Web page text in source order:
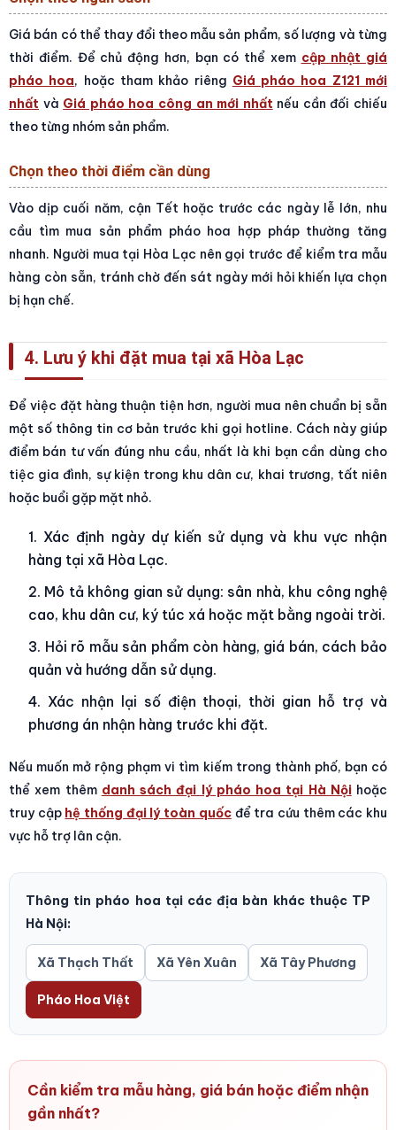
Giá bán có thể thay đổi theo mẫu sản phẩm, số lượng và từng
thời điểm. Để chủ động hơn, bạn có thể xem cập nhật giá
pháo hoa, hoặc tham khảo riêng Giá pháo hoa Z121 mới
nhất và Giá pháo hoa công an mới nhất nếu cần đối chiếu
theo từng nhóm sản phẩm.
Chọn theo thời điểm cần dùng
Vào dịp cuối năm, cận Tết hoặc trước các ngày lễ lớn, nhu
cầu tìm mua sản phẩm pháo hoa hợp pháp thường tăng
nhanh. Người mua tại Hòa Lạc nên gọi trước để kiểm tra mẫu
hàng còn sẵn, tránh chờ đến sát ngày mới hỏi khiến lựa chọn
bị hạn chế.
4. Lưu ý khi đặt mua tại xã Hòa Lạc
Để việc đặt hàng thuận tiện hơn, người mua nên chuẩn bị sẵn
một số thông tin cơ bản trước khi gọi hotline. Cách này giúp
điểm bán tư vấn đúng nhu cầu, nhất là khi bạn cần dùng cho
tiệc gia đình, sự kiện trong khu dân cư, khai trương, tất niên
hoặc buổi gặp mặt nhỏ.
Xác định ngày dự kiến sử dụng và khu vực nhận
hàng tại xã Hòa Lạc.
Mô tả không gian sử dụng: sân nhà, khu công nghệ
cao, khu dân cư, ký túc xá hoặc mặt bằng ngoài trời.
Hỏi rõ mẫu sản phẩm còn hàng, giá bán, cách bảo
quản và hướng dẫn sử dụng.
Xác nhận lại số điện thoại, thời gian hỗ trợ và
phương án nhận hàng trước khi đặt.
Nếu muốn mở rộng phạm vi tìm kiếm trong thành phố, bạn có
thể xem thêm danh sách đại lý pháo hoa tại Hà Nộihoặc
truy cập hệ thống đại lý toàn quốcđể tra cứu thêm các khu
vực hỗ trợ lân cận.
Thông tin pháo hoa tại các địa bàn khác thuộc TP
Hà Nội:
Xã Thạch Thất Xã Yên Xuân Xã Tây Phương
Pháo Hoa Việt
Cần kiểm tra mẫu hàng, giá bán hoặc điểm nhận
gần nhất?